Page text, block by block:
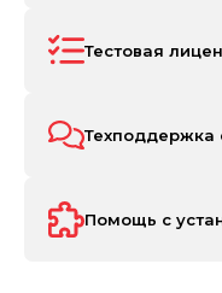
Тестовая
Техподдержка
Помощь с